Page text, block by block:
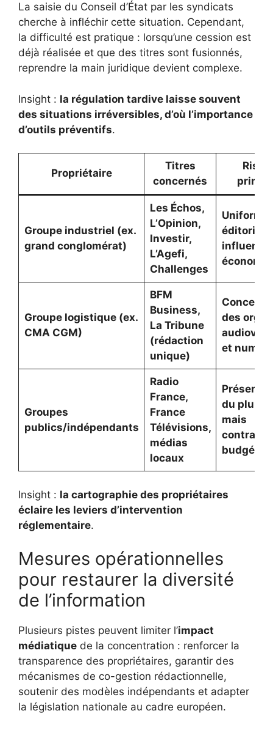
La saisie du Conseil d’État par les syndicats
cherche à infléchir cette situation. Cependant,
la difficulté est pratique : lorsqu’une cession est
déjà réalisée et que des titres sont fusionnés,
reprendre la main juridique devient complexe.
Insight : la régulation tardive laisse souvent
des situations irréversibles, d’où l’importance
d’outils préventifs.
Propriétaire
Titres
concernés
Groupe industriel (ex.
grand conglomérat)
Les Échos,
L’Opinion,
Investir,
L’Agefi,
Challenges
éditoriale
influence
Groupe logistique (ex.
CMA CGM)
BFM
Business,
La Tribune
(rédaction
unique)
des
et
Groupes
publics/indépendants
Radio
France,
France
Télévisions,
médias
locaux
du
mais
Insight : la cartographie des propriétaires
éclaire les leviers d’intervention
réglementaire.
Mesures opérationnelles
pour restaurer la diversité
de l’information
Plusieurs pistes peuvent limiter l’impact
médiatique de la concentration : renforcer la
transparence des propriétaires, garantir des
mécanismes de co-gestion rédactionnelle,
soutenir des modèles indépendants et adapter
la législation nationale au cadre européen.